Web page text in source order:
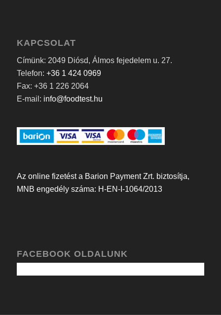
KAPCSOLAT
Címünk: 2049 Diósd, Álmos fejedelem u. 27.
Telefon: +36 1 424 0969
Fax: +36 1 226 2064
E-mail: info@foodtest.hu
Az online fizetést a Barion Payment Zrt. biztosítja,
MNB engedély száma: H-EN-I-1064/2013
FACEBOOK OLDALUNK